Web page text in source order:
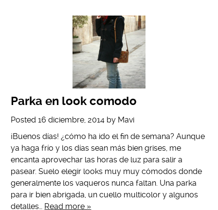
Parka en look comodo
Posted16 diciembre, 2014 by Mavi
¡Buenos días! ¿cómo ha ido el fin de semana? Aunque
ya haga frío y los días sean más bien grises, me
encanta aprovechar las horas de luz para salir a
pasear. Suelo elegir looks muy muy cómodos donde
generalmente los vaqueros nunca faltan. Una parka
para ir bien abrigada, un cuello multicolor y algunos
detalles… Read more »